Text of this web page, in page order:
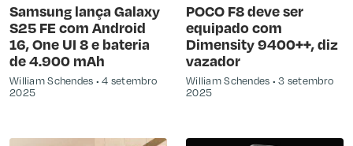
Samsung lança Galaxy
S25 FE com Android
16, One UI 8 e bateria
de 4.900 mAh
William Schendes
4 setembro
2025
POCO F8 deve ser
equipado com
Dimensity 9400++, diz
vazador
William Schendes
3 setembro
2025